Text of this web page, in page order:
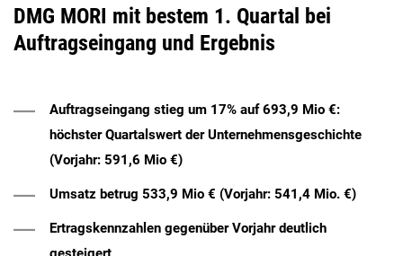
DMG MORI mit bestem 1. Quartal bei
Auftragseingang und Ergebnis
Auftragseingang stieg um 17% auf 693,9 Mio €:
höchster Quartalswert der Unternehmensgeschichte
(Vorjahr: 591,6 Mio €)
Umsatz betrug 533,9 Mio € (Vorjahr: 541,4 Mio. €)
Ertragskennzahlen gegenüber Vorjahr deutlich